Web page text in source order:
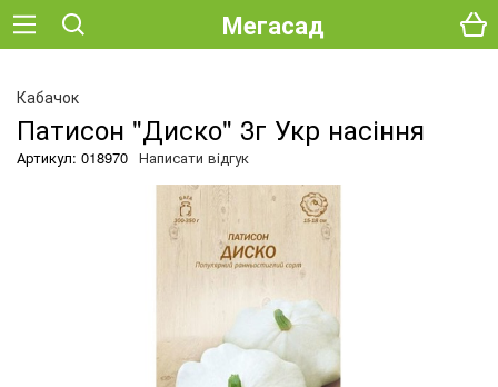
Мегасад
Кабачок
Патисон "Диско" 3г Укр насіння
Артикул: 018970 Написати відгук